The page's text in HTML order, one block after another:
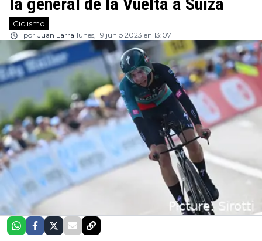
Ciclismo
por Juan Larra lunes, 19 junio 2023 en 13:07